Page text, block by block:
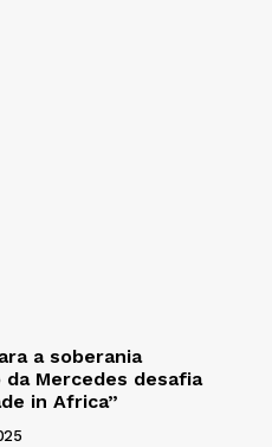
a soberania
Mercedes desafia
in Africa”